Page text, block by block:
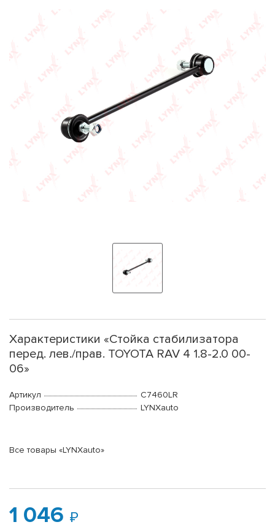
Характеристики «Стойка стабилизатора
перед. лев./прав. TOYOTA RAV 4 1.8-2.0 00-
06»
Артикул
C7460LR
Производитель
LYNXauto
Все товары «LYNXauto»
1 046